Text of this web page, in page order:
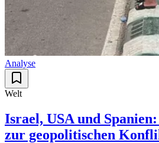
Analyse
Welt
Israel, USA und
zur geopolitischen